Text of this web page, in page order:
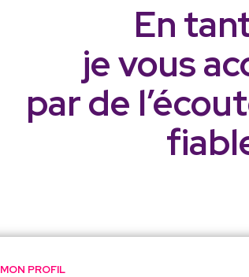
En
je vous
par de
MON PROFIL